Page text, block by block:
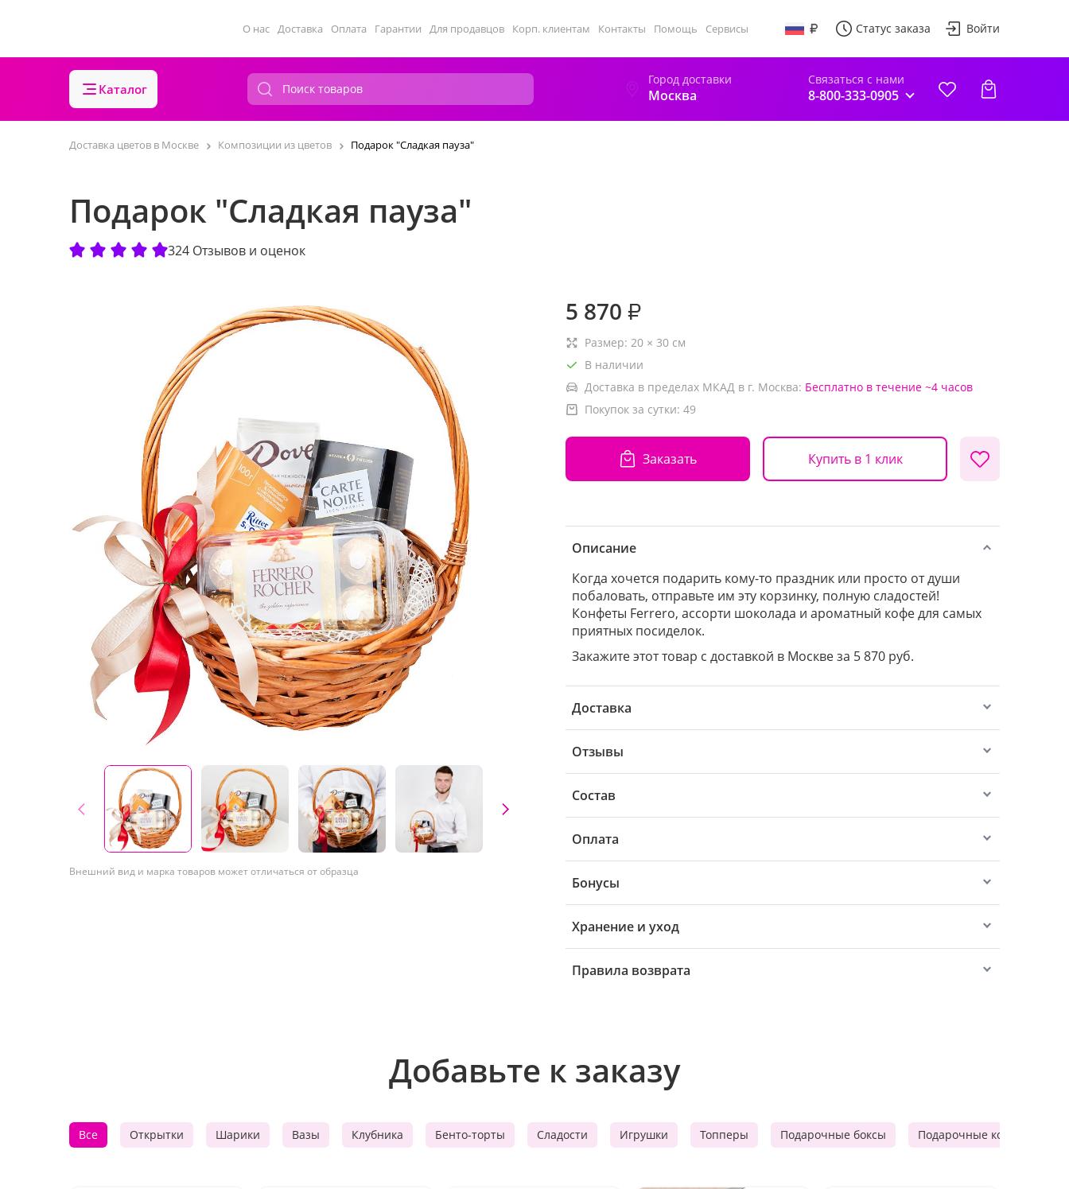
О нас Доставка Оплата Гарантии Для продавцов Корп. клиентам Контакты Помощь Сервисы Статус заказа Войти
Каталог
Город доставки
Москва
Связаться с нами
8-800-333-0905
Доставка цветов в Москве Композиции из цветов Подарок "Сладкая пауза"
Подарок "Сладкая пауза"
324 Отзывов и оценок
Внешний вид и марка товаров может отличаться от образца
5 870 ₽
Размер: 20 × 30 см
В наличии
Доставка в пределах МКАД в г. Москва: Бесплатно в течение ~4 часов
Покупок за сутки: 49
Заказать Купить в 1 клик
Описание
Когда хочется подарить кому-то праздник или просто от души
побаловать, отправьте им эту корзинку, полную сладостей!
Конфеты Ferrero, ассорти шоколада и ароматный кофе для самых
приятных посиделок.
Закажите этот товар с доставкой в Москве за 5 870 руб.
Доставка
Отзывы
Состав
Оплата
Бонусы
Хранение и уход
Правила возврата
Добавьте к заказу
Все Открытки Шарики Вазы Клубника Бенто-торты Сладости Игрушки Топперы Подарочные боксы Подарочные корзины